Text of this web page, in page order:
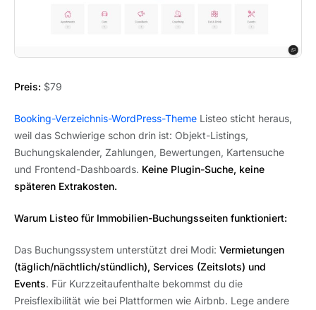
Preis: $79
Booking-Verzeichnis-WordPress-Theme Listeo sticht heraus,
weil das Schwierige schon drin ist: Objekt-Listings,
Buchungskalender, Zahlungen, Bewertungen, Kartensuche
und Frontend-Dashboards. Keine Plugin-Suche, keine
späteren Extrakosten.
Warum Listeo für Immobilien-Buchungsseiten funktioniert:
Das Buchungssystem unterstützt drei Modi: Vermietungen
(täglich/nächtlich/stündlich), Services (Zeitslots) und
Events. Für Kurzzeitaufenthalte bekommst du die
Preisflexibilität wie bei Plattformen wie Airbnb. Lege andere